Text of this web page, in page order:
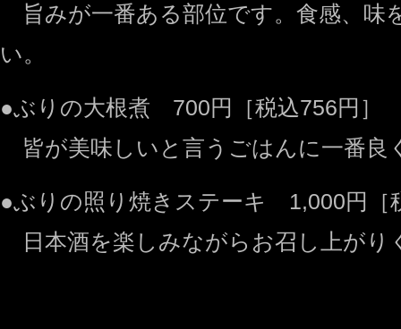
旨みが一番ある部位です。食感、味
い。
●ぶりの大根煮 700円［税込756円］
皆が美味しいと言うごはんに一番良
●ぶりの照り焼きステーキ 1,000円［
日本酒を楽しみながらお召し上がり